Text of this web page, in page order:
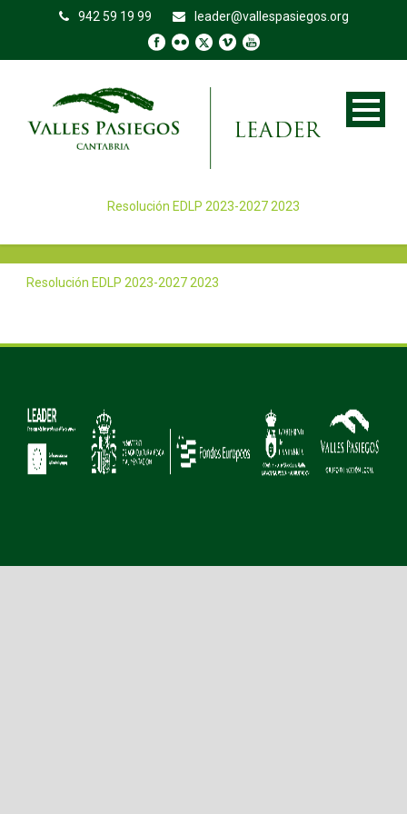
942 59 19 99 leader@vallespasiegos.org
Resolución EDLP 2023-2027 2023
Resolución EDLP 2023-2027 2023